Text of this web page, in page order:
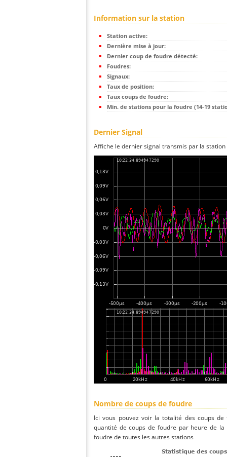
Information sur la station
Station active:
Dernière mise à jour:
Dernier coup de foudre détecté:
Foudres:
Signaux:
Taux de position:
Taux coups de foudre:
Min. de stations pour la foudre (14-19
Dernier Signal
Affiche le dernier signal transmis par la
Nombre de coups de foudre
Ici vous pouvez voir la totalité des coups
quantité de coups de foudre par heure de
foudre de toutes les autres stations